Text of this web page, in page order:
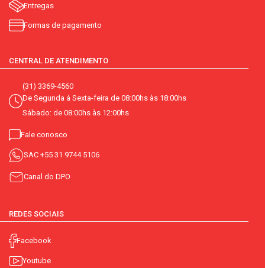
Entregas
Formas de pagamento
CENTRAL DE ATENDIMENTO
(31) 3369-4560
De Segunda á Sexta-feira de 08:00hs às 18:00hs
Sábado: de 08:00hs às 12:00hs
Fale conosco
SAC +55 31 9744 5106
Canal do DPO
REDES SOCIAIS
Facebook
Youtube